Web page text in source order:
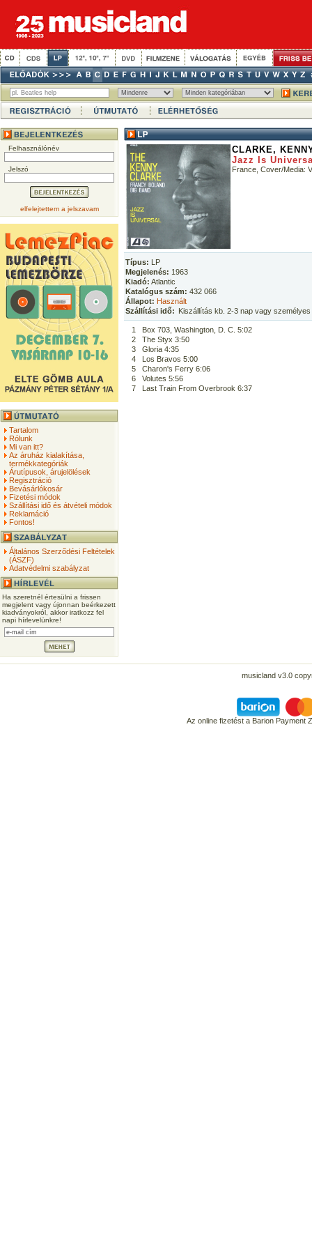
Felhasználónév
Jelszó
elfelejtettem a jelszavam
Tartalom
Rólunk
Mi van itt?
Az áruház kialakítása,
termékkategóriák
Árutípusok, árujelölések
Regisztráció
Bevásárlókosár
Fizetési módok
Szállítási idő és átvételi módok
Reklamáció
Fontos!
Általános Szerződési Feltételek
(ÁSZF)
Adatvédelmi szabályzat
Ha szeretnél értesülni a frissen
megjelent vagy újonnan beérkezett
kiadványokról, akkor iratkozz fel
napi hírlevelünkre!
CLARKE,
Jazz Is
France, Cover/Media:
Típus: LP
Megjelenés: 1963
Kiadó: Atlantic
Katalógus szám: 432 066
Állapot: Használt
Szállítási idő: Kiszállítás kb. 2-3 nap vagy
1
Box 703, Washington, D. C. 5:02
2
The Styx 3:50
3
Gloria 4:35
4
Los Bravos 5:00
5
Charon's Ferry 6:06
6
Volutes 5:56
7
Last Train From Overbrook 6:37
musicland v3.0
Az online fizetést a Barion Payment